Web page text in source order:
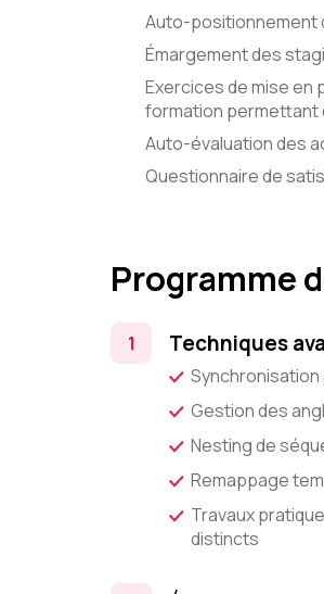
Auto-positionnement
Émargement des
Exercices de mise en
formation permettant
Auto-évaluation des
Questionnaire de
Programme
Techniques
Gestion des
Nesting de
Remappage
Travaux
distincts